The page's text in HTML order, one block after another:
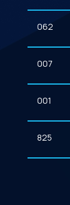
062
007
001
825